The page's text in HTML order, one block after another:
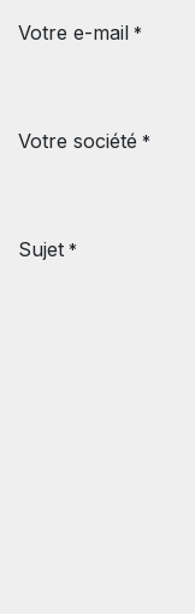
Votre e-mail *
Votre société *
Sujet *